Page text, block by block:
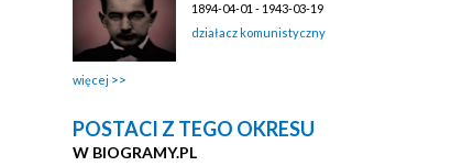
1894-04-01 - 1943-03-19
działacz komunistyczny
więcej
POSTACI Z TEGO OKRESU
W BIOGRAMY.PL